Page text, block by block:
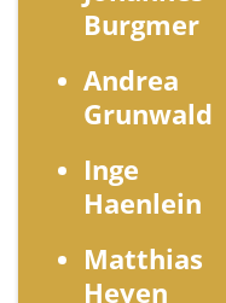
Burgmer
Andrea
Grunwald
Inge
Haenlein
Matthias
Heyen